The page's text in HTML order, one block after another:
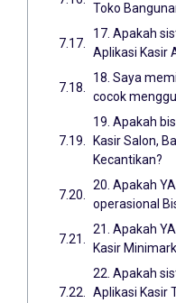
Toko
17. Apakah
Aplikasi Kasir
18. Saya
cocok
19. Apakah
Kasir Salon,
Kecantikan?
20. Apakah
operasional
21. Apakah
Kasir
22. Apakah
Aplikasi Kasir